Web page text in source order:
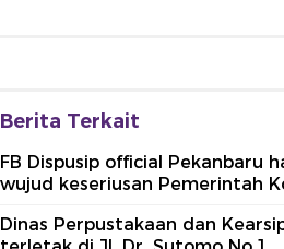
Berita Terkait
FB Dispusip official Pekanbaru
wujud keseriusan Pemerintah
Dinas Perpustakaan dan